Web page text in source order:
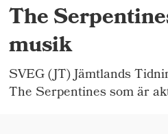
The
musik
SVEG (JT) Jämtlands
The Serpentines som är